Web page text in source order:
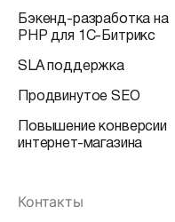
Бэкенд-разработка на
PHP для 1С-Битрикс
SLA поддержка
Продвинутое SEO
Повышение конверсии
интернет-магазина
Контакты